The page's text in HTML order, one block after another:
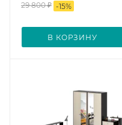
29 800₽ -15%
В КОРЗИНУ